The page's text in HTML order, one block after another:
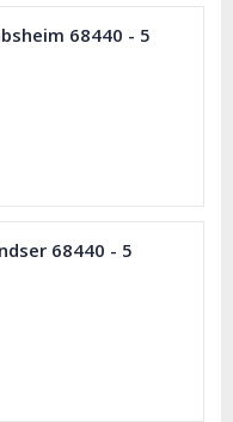
68440 - 5
68440 - 5